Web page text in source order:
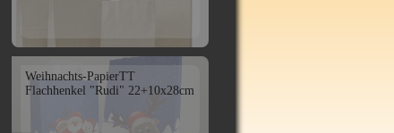
Weihnachts-PapierTT
Flachhenkel "Rudi" 22+10x28cm